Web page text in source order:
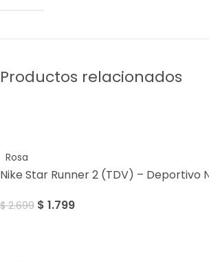
Productos relacionados
Rosa
Nike Star Runner 2 (TDV) – Deportivo
$2.699 $ 1.799